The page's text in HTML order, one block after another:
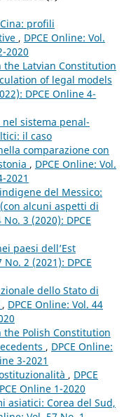
profili
, DPCE Online: Vol.
2020
Latvian Constitution
of legal models
DPCE Online 4-
sistema penal-
il caso
comparazione con
, DPCE Online: Vol.
2021
del Messico:
alcuni aspetti di
3 (2020): DPCE
paesi dell’Est
No. 2 (2021): DPCE
dello Stato di
, DPCE Online: Vol. 44
Polish Constitution
, DPCE Online:
3-2021
, DPCE
Online 1-2020
asiatici: Corea del Sud,